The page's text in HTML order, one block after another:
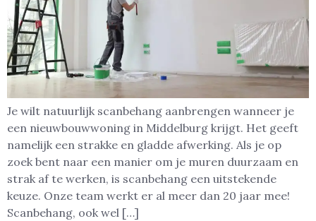
Je wilt natuurlijk scanbehang aanbrengen wanneer je
een nieuwbouwwoning in Middelburg krijgt. Het geeft
namelijk een strakke en gladde afwerking. Als je op
zoek bent naar een manier om je muren duurzaam en
strak af te werken, is scanbehang een uitstekende
keuze. Onze team werkt er al meer dan 20 jaar mee!
Scanbehang, ook wel […]